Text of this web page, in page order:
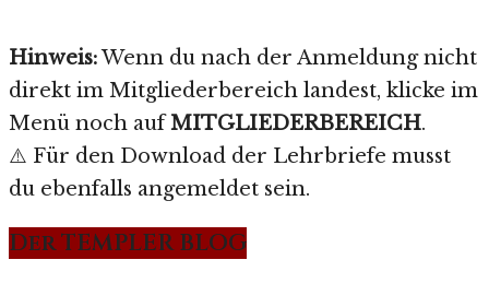
Hinweis:Wenn du nach der Anmeldung nicht
direkt im Mitgliederbereich landest, klicke im
Menü noch aufMITGLIEDERBEREICH.
⚠️ Für den Download der Lehrbriefe musst
du ebenfalls angemeldet sein.
Der TEMPLER BLOG